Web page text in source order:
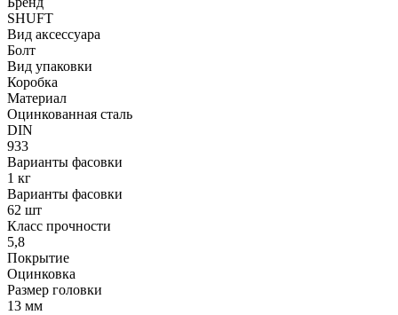
SHUFT
Вид аксессуара
Болт
Вид упаковки
Коробка
Материал
Оцинкованная сталь
DIN
933
Варианты фасовки
1 кг
Варианты фасовки
62 шт
Класс прочности
5,8
Покрытие
Оцинковка
Размер головки
13 мм